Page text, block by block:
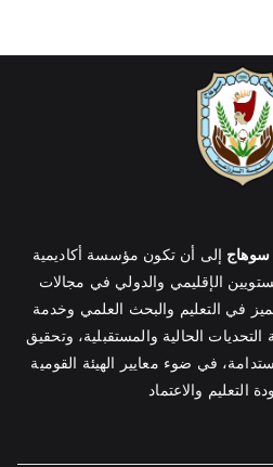
سوهاج إلى أن تكون مؤسسة أكاديمية
الإقليمي والدولي في مجالات
في التعليم والبحث العلمي وخدمة
الحالية والمستقبلية، وتحقيق
في ضوء معايير الهيئة القومية